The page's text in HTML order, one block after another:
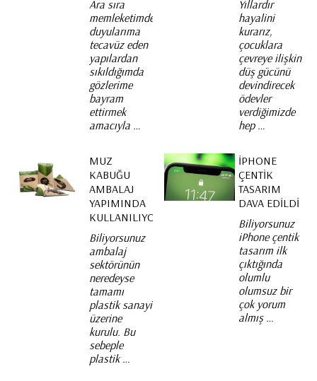
Ara sıra
memleketimde
duyularıma
tecavüz eden
yapılardan
sıkıldığımda
gözlerime
bayram
ettirmek
amacıyla …
Yıllardır
hayalini
kurarız,
çocuklara
çevreye ilişkin
düş gücünü
devindirecek
ödevler
verdiğimizde
hep …
MUZ
KABUĞU
AMBALAJ
YAPIMINDA
KULLANILIYOR
Biliyorsunuz
ambalaj
sektörünün
neredeyse
tamamı
plastik sanayi
üzerine
kurulu. Bu
sebeple
plastik …
IPHONE
ÇENTIK
TASARIM
DAVA EDILDI
Biliyorsunuz
iPhone çentik
tasarım ilk
çıktığında
olumlu
olumsuz bir
çok yorum
almış …